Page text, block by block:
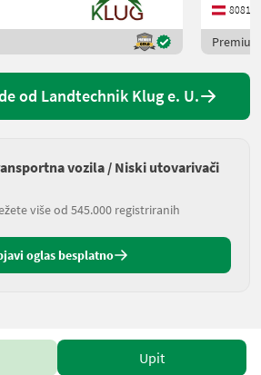
8081
od Landtechnik Klug e. U.
vozila / Niski utovarivači
više od 545.000 registriranih
oglas besplatno
Upit